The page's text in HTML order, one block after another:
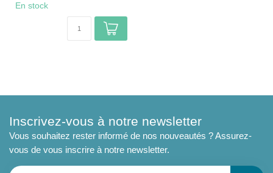
En stock
Inscrivez-vous à notre newsletter
Vous souhaitez rester informé de nos nouveautés ? Assurez-
vous de vous inscrire à notre newsletter.